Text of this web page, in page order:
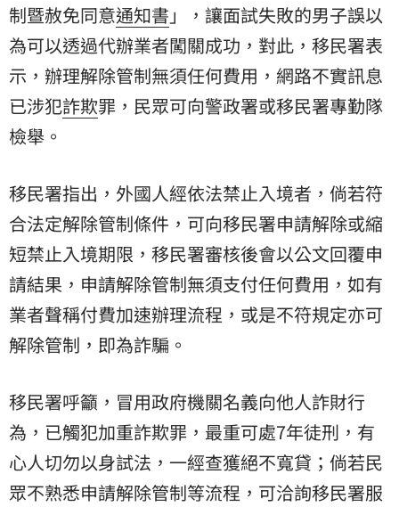
制暨赦免同意通知書 」，讓面試失敗的男子誤以
為可以透過代辦業者闖關成功，對此，移民署表
示，辦理解除管制無須任何費用，網路不實訊息
已涉犯詐欺罪，民眾可向警政署或移民署專勤隊
檢舉。
移民署指出，外國人經依法禁止入境者，倘若符
合法定解除管制條件，可向移民署申請解除或縮
短禁止入境期限，移民署審核後會以公文回覆申
請結果，申請解除管制無須支付任何費用，如有
業者聲稱付費加速辦理流程，或是不符規定亦可
解除管制，即為詐騙。
移民署呼籲，冒用政府機關名義向他人詐財行
為，已觸犯加重詐欺罪，最重可處7年徒刑，有
心人切勿以身試法，一經查獲絕不寬貸；倘若民
眾不熟悉申請解除管制等流程，可洽詢移民署服